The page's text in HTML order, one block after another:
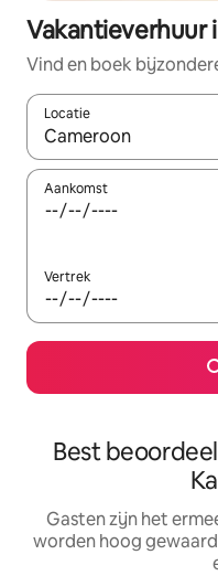
Vakantieverhuur
Vind en boek
Locatie
Wanneer er suggesties
Aankomst
Vertrek
Best
Gasten zijn het
worden hoog